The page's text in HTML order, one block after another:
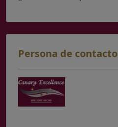
Persona de contacto